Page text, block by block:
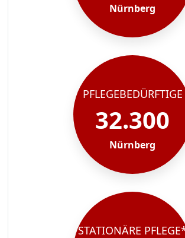
Nürnberg
PFLEGEBEDÜRFTIGE
32.300
Nürnberg
STATIONÄRE